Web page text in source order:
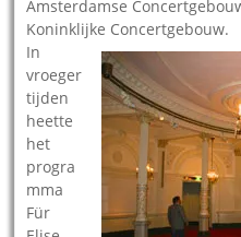
Amsterdamse
Koninklijke Concertgebouw.
In
vroeger
tijden
heette
het
progra
mma
Für